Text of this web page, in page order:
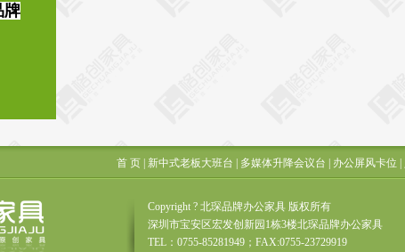
牌
首 页| 新中式老板大班台 多媒体升降会议台 办公屏风卡位
Copyright ? 北琛品牌办公家具 版权所有
深圳市宝安区宏发创新园1栋3楼北琛品牌办公家具
TEL：0755-85281949；FAX:0755-23729919